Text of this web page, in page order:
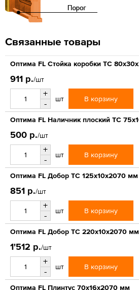
Связанные товары
Оптима FL Стойка коробки ТС
911 р./шт
+
-
шт В корзину
Оптима FL Наличник плоский ТС
500 р./шт
+
-
шт В корзину
Оптима FL Добор ТС 125х10х2070 мм
851 р./шт
+
-
шт В корзину
Оптима FL Добор ТС 220х10х2070 мм
1'512 р./шт
+
-
шт В корзину
Оптима FL Плинтус 70х16х2070 мм